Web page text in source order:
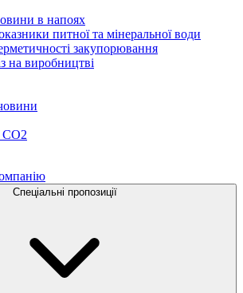
в напоях
питної та мінеральної води
закупорювання
на виробництві
СО2
Спеціальні пропозиції